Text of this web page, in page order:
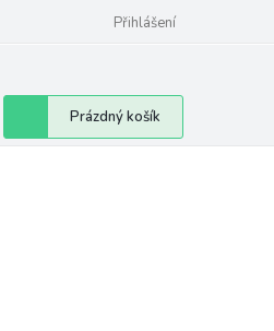
Přihlášení
Nákupní
košík
Prázdný košík